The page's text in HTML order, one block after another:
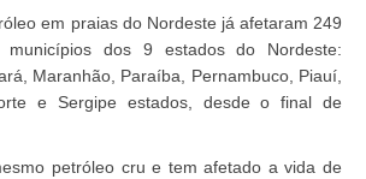
em praias do Nordeste já afetaram 249
municípios dos 9 estados do Nordeste:
Maranhão, Paraíba, Pernambuco, Piauí,
e Sergipe estados, desde o final de
petróleo cru e tem afetado a vida de